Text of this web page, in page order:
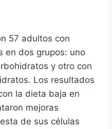
57 adultos con
en dos grupos: uno
y otro con
Los resultados
la dieta baja en
mejoras
de sus células